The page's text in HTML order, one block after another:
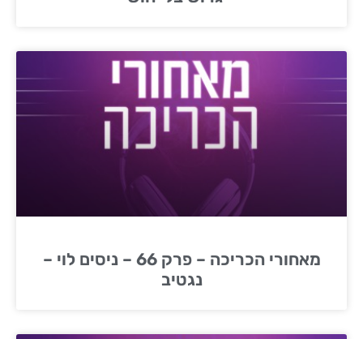
מאחורי הכריכה – פרק 66 – ניסים לוי –
נגטיב